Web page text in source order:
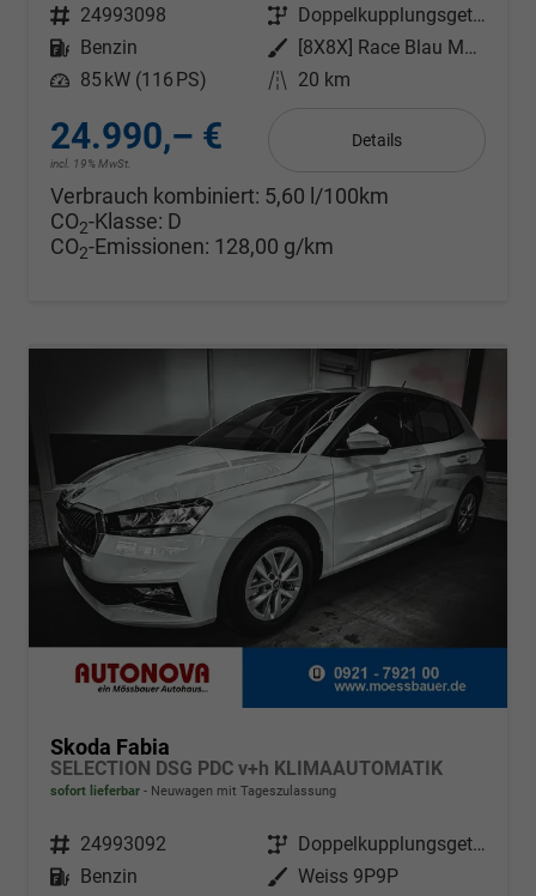
Fahrzeugnr. 24993098 Getriebe
Doppelkupplungsgetriebe (DSG)
Kraftstoff
Benzin Außenfarbe
[8X8X] Race Blau Metallic
Leistung 85 kW (116 PS) Kilometerstand 20 km
24.990,– €
incl. 19% MwSt.
Details
Verbrauch kombiniert: 5,60 l/100km
CO2-Klasse: D
CO2-Emissionen: 128,00 g/km
Skoda Fabia
SELECTION DSG PDC v+h KLIMAAUTOMATIK
sofort lieferbar Neuwagen mit Tageszulassung
Fahrzeugnr. 24993092 Getriebe
Doppelkupplungsgetriebe (DSG)
Kraftstoff
Benzin Außenfarbe Weiss 9P9P